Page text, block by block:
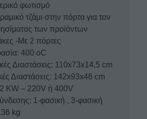
φωτισμό
τζάμι στην πόρτα για τον
των προϊόντων
-Με 2 πόρτες
400 oC
Διαστάσεις: 110x73x14,5 cm
Διαστάσεις: 142x93x46 cm
KW – 220V ή 400V
1-φασική , 3-φασική
kg